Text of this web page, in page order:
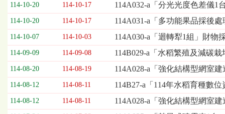
依
序
開
標
期、
截
標
日
期、
114-10-20 114-10-17 114A032-a「分光光度色差儀1
114-10-20 114-10-17 114A031-a「多功能果品採後
114-10-07 114-10-03 114A030-a「迴轉犁1組」財物
114-09-09 114-09-08 114B029-a「水稻繁殖及減碳
114-08-20 114-08-19 114A028-a「強化結構型網室
114-08-12 114-08-11 114B27-a「114年水稻育種數
114-08-12 114-08-11 114A028-a「強化結構型網室